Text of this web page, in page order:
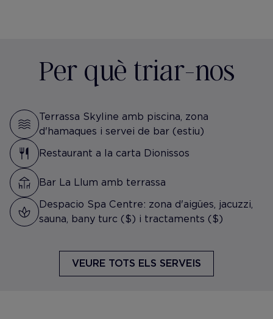
Per què triar-nos
Terrassa Skyline amb piscina, zona
d'hamaques i servei de bar (estiu)
Restaurant a la carta Dionissos
Bar La Llum amb terrassa
Despacio Spa Centre: zona d'aigües, jacuzzi,
sauna, bany turc ($) i tractaments ($)
VEURE TOTS ELS SERVEIS